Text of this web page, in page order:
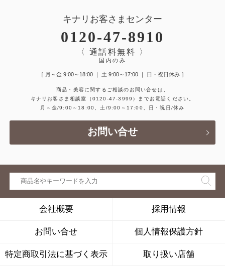
キナリお客さまセンター
0120-47-8910
〈 通話料無料 〉
国内のみ
［ 月～金 9:00～18:00 ｜ 土 9:00～17:00 ｜ 日・祝日休み ］
商品・美容に関するご相談のお問い合せは、
キナリお客さま相談室
（0120-47-3999）
までお電話ください。
月～金/9:00～18:00、土/9:00～17:00、日・祝日/休み
お問い合せ
会社概要 採用情報
お問い合せ 個人情報保護方針
特定商取引法に基づく表示 取り扱い店舗